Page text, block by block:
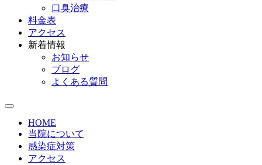
口臭治療
料金表
アクセス
新着情報
お知らせ
ブログ
よくある質問
HOME
当院について
感染症対策
アクセス